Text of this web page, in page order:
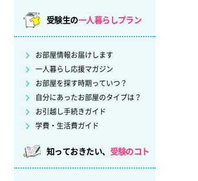
受験生の一人暮らしプラン
お部屋情報お届けします
一人暮らし応援マガジン
お部屋を探す時期っていつ？
自分にあったお部屋のタイプは？
お引越し手続きガイド
学費・生活費ガイド
知っておきたい、 受験のコト